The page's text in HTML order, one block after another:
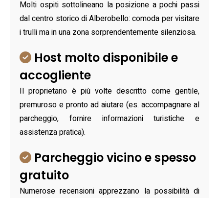
Molti ospiti sottolineano la posizione a pochi passi
dal centro storico di Alberobello: comoda per visitare
i trulli ma in una zona sorprendentemente silenziosa.
Host molto disponibile e
accogliente
Il proprietario è più volte descritto come gentile,
premuroso e pronto ad aiutare (es. accompagnare al
parcheggio, fornire informazioni turistiche e
assistenza pratica).
Parcheggio vicino e spesso
gratuito
Numerose recensioni apprezzano la possibilità di